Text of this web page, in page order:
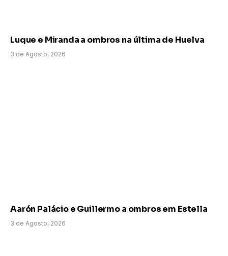
Luque e Miranda a ombros na última de Huelva
3 de Agosto, 2026
Aarón Palácio e Guillermo a ombros em Estella
3 de Agosto, 2026